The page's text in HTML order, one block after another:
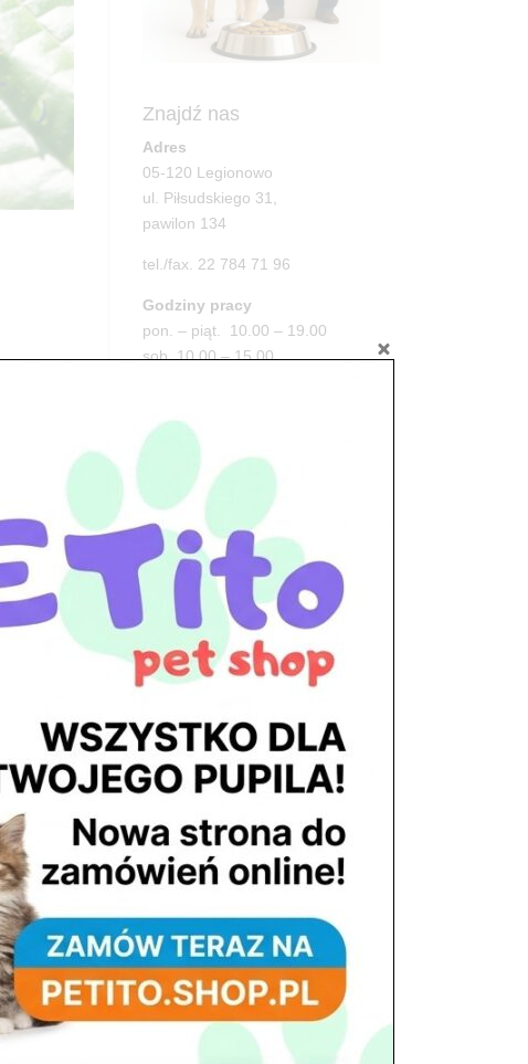
Znajdź nas
Adres
05-120 Legionowo
ul. Piłsudskiego 31,
pawilon 134
tel./fax. 22 784 71 96
Godziny pracy
pon. – piąt. 10.00 – 19.00
sob. 10.00 – 15.00
Adres
05-100 Nowy Dwór Mazowiecki
ul. Leśna 2
tel. 503 900 215
Godziny pracy
pon. – piąt. 10.00 – 19.00
sob. 8.00 – 15.00
niedz. zamknięte